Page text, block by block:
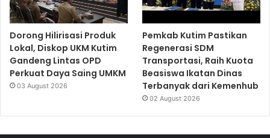
Dorong Hilirisasi Produk
Lokal, Diskop UKM Kutim
Gandeng Lintas OPD
Perkuat Daya Saing UMKM
03 August 2026
Pemkab Kutim Pastikan
Regenerasi SDM
Transportasi, Raih Kuota
Beasiswa Ikatan Dinas
Terbanyak dari Kemenhub
02 August 2026